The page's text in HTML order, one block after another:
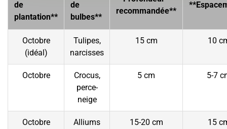
de
plantation**
de
bulbes**
recommandée**
Octobre
(idéal)
Tulipes,
narcisses
15 cm 10
Octobre
Crocus,
perce-
neige
5 cm 5-7
Octobre
Alliums
15-20 cm 15